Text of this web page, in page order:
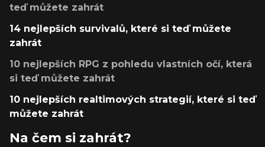
teď můžete zahrát
14 nejlepších survivalů, které si teď můžete
zahrát
10 nejlepších RPG z pohledu vlastních očí, která
si teď můžete zahrát
10 nejlepších realtimových strategií, které si teď
můžete zahrát
Na čem si zahrát?